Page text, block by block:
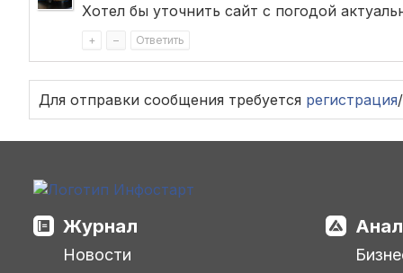
Хотел бы уточнить сайт с погодой
+ – Ответить
Для отправки сообщения требуется регистрация/
Журнал
Новости